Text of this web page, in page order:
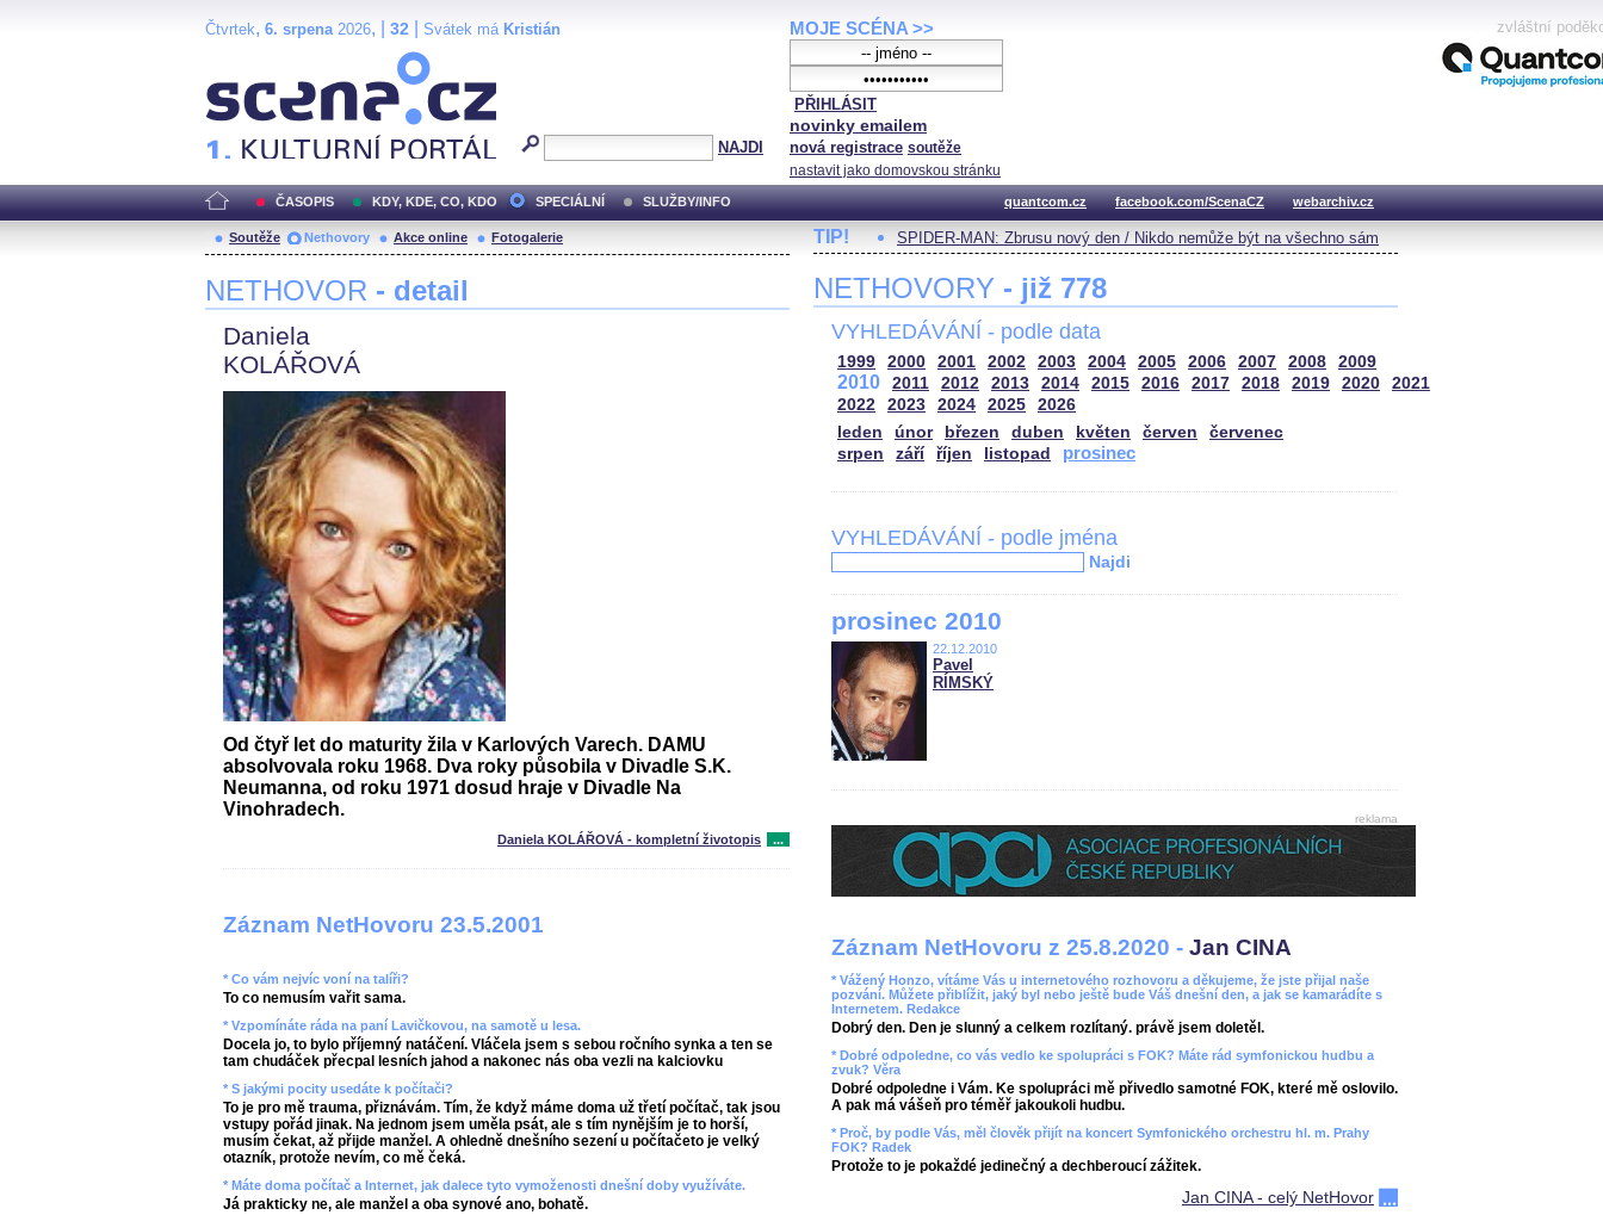
Čtvrtek, 6. srpena2026, | 32 Svátek má Kristián
NAJDI
MOJE SCÉNA >>
PŘIHLÁSIT
novinky emailem
nová registrace soutěže
nastavit jako domovskou stránku
zvláštní
ČASOPIS KDY, KDE, CO, KDO SPECIÁLNÍ SLUŽBY/INFO quantcom.cz facebook.com/ScenaCZ webarchiv.cz
Soutěže Nethovory Akce online Fotogalerie
NETHOVOR - detail
Daniela
KOLÁŘOVÁ
Od čtyř let do maturity žila v Karlových Varech. DAMU
absolvovala roku 1968. Dva roky působila v Divadle S.K.
Neumanna, od roku 1971 dosud hraje v Divadle Na
Vinohradech.
Daniela KOLÁŘOVÁ - kompletní životopis ...
Záznam NetHovoru 23.5.2001
* Co vám nejvíc voní na talíři?
To co nemusím vařit sama.
* Vzpomínáte ráda na paní Lavičkovou, na samotě u lesa.
Docela jo, to bylo příjemný natáčení. Vláčela jsem s sebou ročního synka a ten se
tam chudáček přecpal lesních jahod a nakonec nás oba vezli na kalciovku
* S jakými pocity usedáte k počítači?
To je pro mě trauma, přiznávám. Tím, že když máme doma už třetí počítač, tak jsou
vstupy pořád jinak. Na jednom jsem uměla psát, ale s tím nynějším je to horší,
musím čekat, až přijde manžel. A ohledně dnešního sezení u počítačeto je velký
otazník, protože nevím, co mě čeká.
* Máte doma počítač a Internet, jak dalece tyto vymoženosti dnešní doby využíváte.
Já prakticky ne, ale manžel a oba synové ano, bohatě.
TIP! SPIDER-MAN: Zbrusu nový den / Nikdo nemůže být na všechno sám
NETHOVORY - již 778
VYHLEDÁVÁNÍ - podle data
1999 2000 2001 2002 2003 2004 2005 2006 2007 2008 2009
2010 2011 2012 2013 2014 2015 2016 2017 2018 2019 2020
2021
2022
2023 2024 2025
2026
leden
únor březen duben květen červen
červenec
srpen
září říjen listopad prosinec
VYHLEDÁVÁNÍ - podle jména
Najdi
prosinec 2010
22.12.2010
Pavel
RÍMSKÝ
reklama
Záznam NetHovoru z 25.8.2020 - Jan CINA
* Vážený Honzo, vítáme Vás u internetového rozhovoru a děkujeme, že jste přijal naše
pozvání. Můžete přiblížit, jaký byl nebo ještě bude Váš dnešní den, a jak se kamarádíte s
Internetem. Redakce
Dobrý den. Den je slunný a celkem rozlítaný. právě jsem doletěl.
* Dobré odpoledne, co vás vedlo ke spolupráci s FOK? Máte rád symfonickou hudbu a
zvuk? Věra
Dobré odpoledne i Vám. Ke spolupráci mě přivedlo samotné FOK, které mě oslovilo.
A pak má vášeň pro téměř jakoukoli hudbu.
* Proč, by podle Vás, měl člověk přijít na koncert Symfonického orchestru hl. m. Prahy
FOK? Radek
Protože to je pokaždé jedinečný a dechberoucí zážitek.
Jan CINA - celý NetHovor